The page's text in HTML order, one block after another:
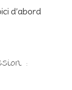
d’abord
: